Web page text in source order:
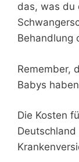
das, was du
Behandlung
Remember,
Babys
Die Kosten